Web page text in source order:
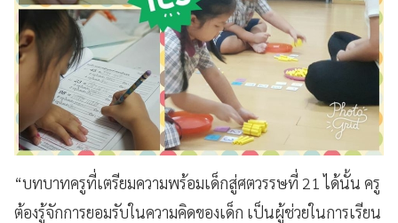
“บทบาทครูที่เตรียมความพร้อมเด็กสู่ศตวรรษที่ 21 ได้นั้น ครู
ต้องรู้จักการยอมรับในความคิดของเด็ก เป็นผู้ช่วยในการเรียน